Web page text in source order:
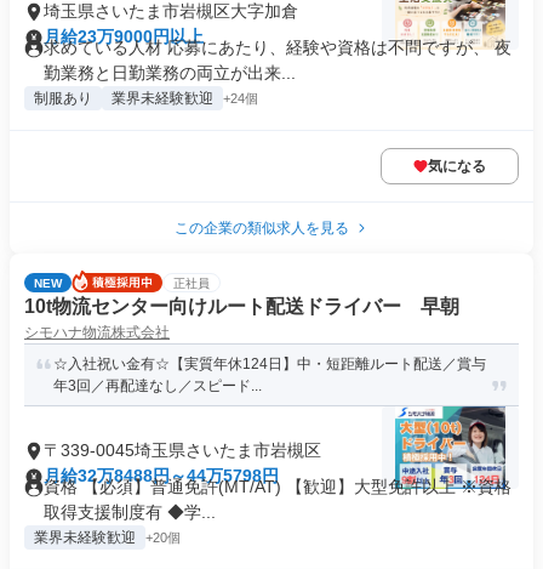
埼玉県さいたま市岩槻区大字加倉
月給23万9000円以上
求めている人材 応募にあたり、経験や資格は不問ですが、 夜
勤業務と日勤業務の両立が出来...
制服あり 業界未経験歓迎 +24個
気になる
この企業の類似求人を見る
NEW 正社員
10t物流センター向けルート配送ドライバー 早朝
シモハナ物流株式会社
☆入社祝い金有☆【実質年休124日】中・短距離ルート配送／賞与
年3回／再配達なし／スピード...
〒339-0045埼玉県さいたま市岩槻区
月給32万8488円～44万5798円
資格 【必須】普通免許(MT/AT) 【歓迎】大型免許以上 ※資格
取得支援制度有 ◆学...
業界未経験歓迎 +20個